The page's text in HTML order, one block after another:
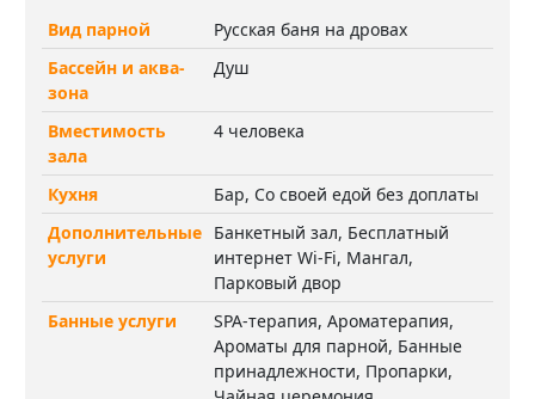
Вид парной
Русская баня на дровах
Бассейн и аква-
зона
Душ
Вместимость
зала
4 человека
Кухня
Бар, Со своей едой без доплаты
Дополнительные
услуги
Банкетный зал, Бесплатный
интернет Wi-Fi, Мангал,
Парковый двор
Банные услуги
SPA-терапия, Ароматерапия,
Ароматы для парной, Банные
принадлежности, Пропарки,